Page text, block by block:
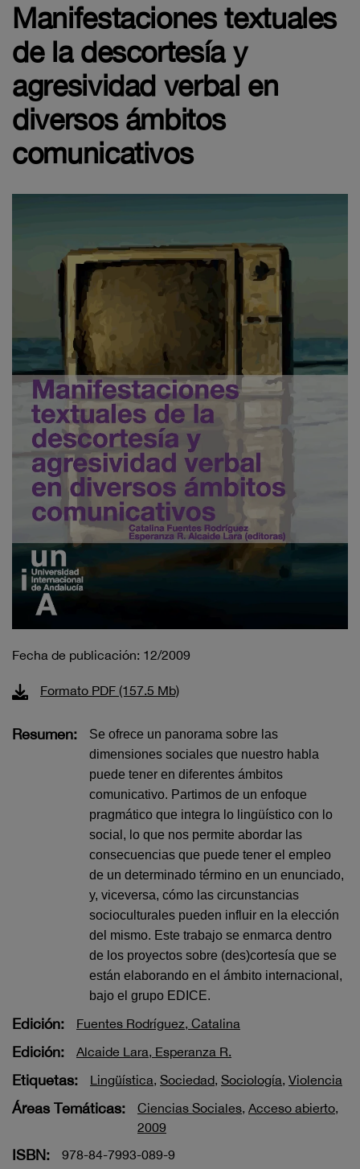
Manifestaciones textuales
de la descortesía y
agresividad verbal en
diversos ámbitos
comunicativos
Fecha de publicación: 12/2009
Formato PDF (157.5 Mb)
Resumen:
Se ofrece un panorama sobre las
dimensiones sociales que nuestro habla
puede tener en diferentes ámbitos
comunicativo. Partimos de un enfoque
pragmático que integra lo lingüístico con lo
social, lo que nos permite abordar las
consecuencias que puede tener el empleo
de un determinado término en un enunciado,
y, viceversa, cómo las circunstancias
socioculturales pueden influir en la elección
del mismo. Este trabajo se enmarca dentro
de los proyectos sobre (des)cortesía que se
están elaborando en el ámbito internacional,
bajo el grupo EDICE.
Edición: Fuentes Rodríguez, Catalina
Edición: Alcaide Lara, Esperanza R.
Etiquetas: Lingüística, Sociedad, Sociología, Violencia
Áreas Temáticas: Ciencias Sociales, Acceso abierto,
2009
ISBN: 978-84-7993-089-9